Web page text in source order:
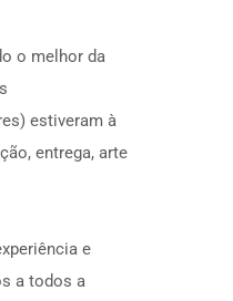
o melhor da
estiveram à
entrega, arte
e
a todos a